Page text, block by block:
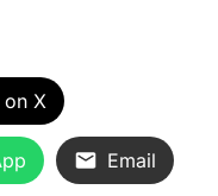
on X
Email